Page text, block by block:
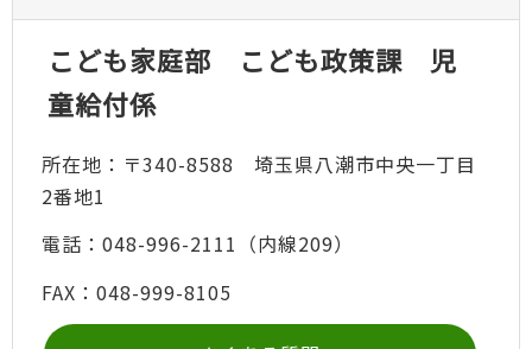
こども家庭部 こども政策課 児
童給付係
所在地：〒340-8588 埼玉県八潮市中央一丁目
2番地1
電話：048-996-2111（内線209）
FAX：048-999-8105